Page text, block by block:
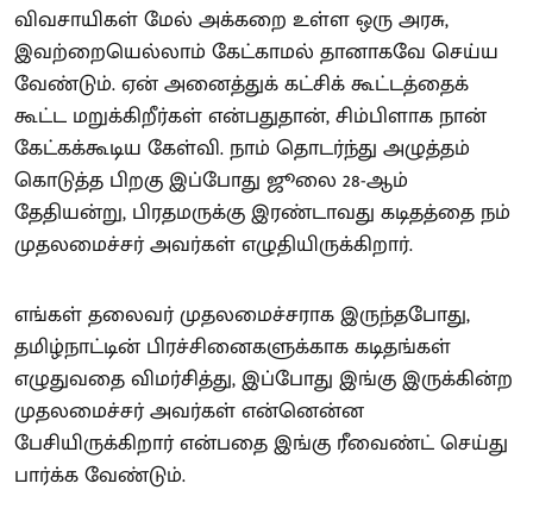
விவசாயிகள் மேல் அக்கறை உள்ள ஒரு அரசு,
இவற்றையெல்லாம் கேட்காமல் தானாகவே செய்ய
வேண்டும். ஏன் அனைத்துக் கட்சிக் கூட்டத்தைக்
கூட்ட மறுக்கிறீர்கள் என்பதுதான், சிம்பிளாக நான்
கேட்கக்கூடிய கேள்வி. நாம் தொடர்ந்து அழுத்தம்
கொடுத்த பிறகு இப்போது ஜூலை 28-ஆம்
தேதியன்று, பிரதமருக்கு இரண்டாவது கடிதத்தை நம்
முதலமைச்சர் அவர்கள் எழுதியிருக்கிறார்.
எங்கள் தலைவர் முதலமைச்சராக இருந்தபோது,
தமிழ்நாட்டின் பிரச்சினைகளுக்காக கடிதங்கள்
எழுதுவதை விமர்சித்து, இப்போது இங்கு இருக்கின்ற
முதலமைச்சர் அவர்கள் என்னென்ன
பேசியிருக்கிறார் என்பதை இங்கு ரீவைண்ட் செய்து
பார்க்க வேண்டும்.